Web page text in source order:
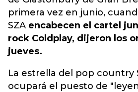
primera vez en junio,
SZA encabecen el cartel
rock Coldplay, dijeron los
jueves.
La estrella del pop country
ocupará el puesto de